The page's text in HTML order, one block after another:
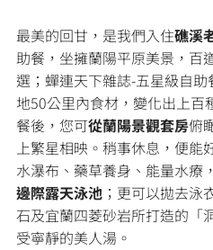
最美的回甘，是我們入住礁溪
助餐，坐擁蘭陽平原美景，百
選；蟬連天下雜誌-五星級自
地50公里內食材，變化出上百
餐後，您可從蘭陽景觀套房俯
上繁星相映。稍事休息，便能
水瀑布、藥草養身、能量水療
邊際露天泳池 ；更可以拋去泳
石及宜蘭四菱砂岩所打造的「
受寧靜的美人湯。